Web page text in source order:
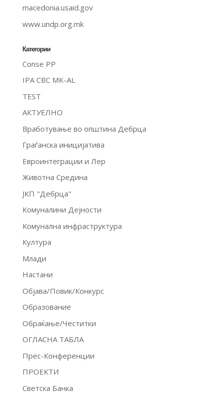
macedonia.usaid.gov
www.undp.org.mk
Категории
Conse PP
IPA CBC MK-AL
TEST
АКТУЕЛНО
Вработување во општина Дебрца
Граѓанска иницијатива
Евроинтеграции и Лер
Животна Средина
ЈКП "Дебрца"
Комуналини Дејности
Комунална инфраструктура
Култура
Млади
Настани
Објава/Повик/Конкурс
Образование
Обраќање/Честитки
ОГЛАСНА ТАБЛА
Прес-Конференции
ПРОЕКТИ
Светска Банка